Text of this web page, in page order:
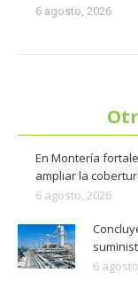
6 agosto, 2026
En Montería
ampliar la
6 agosto, 2026
6